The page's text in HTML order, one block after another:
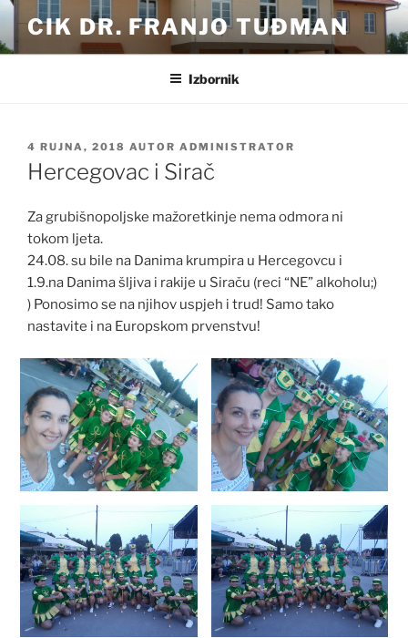
Preskoči
sadržaj
CIK DR. FRANJO TUĐMAN
Izbornik
OBJAVLJENO
4 RUJNA, 2018 AUTOR ADMINISTRATOR
Hercegovac i Sirač
Za grubišnopoljske mažoretkinje nema odmora ni
tokom ljeta.
24.08. su bile na Danima krumpira u Hercegovcu i
1.9.na Danima šljiva i rakije u Siraču (reci “NE” alkoholu;)
) Ponosimo se na njihov uspjeh i trud! Samo tako
nastavite i na Europskom prvenstvu!